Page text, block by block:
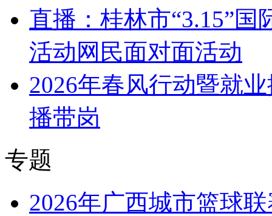
直播：桂林市“3.15”
活动网民面对面活动
2026年春风行动暨就
播带岗
专题
2026年广西城市篮球